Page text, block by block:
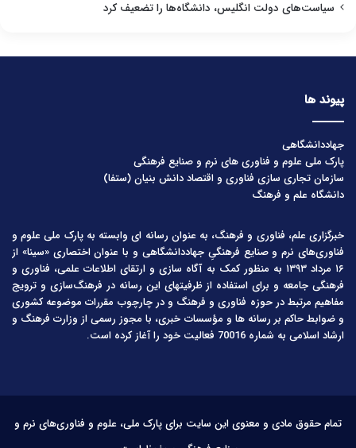
سیاست‌های دولت انگلیس، دانشگاه‌ها را تضعیف کرد
پیوند ها
جهاددانشگاهی
پارک ملی علوم و فناوری های نرم و صنایع فرهنگی
سازمان تجاری سازی فناوری و اقتصاد دانش بنیان (ستفا)
دانشگاه علم و فرهنگ
خبرگزاری علم، فناوری و فرهنگ، به عنوان رسانه ای وابسته به پارک ملی علوم و
فناوری‌های نرم و صنایع فرهنگیِ جهاددانشگاهی و با عنوان اختصاری «سینا» از
۱۶ مرداد ۱۳۹۳ به منظور کمک به آگاه سازی و ارتقای اطلاعات علمی، فناوری و
فرهنگی جامعه و برای استفاده از ظرفیتهای این رسانه در فرهنگ‌سازی و ترویج
مفاهیم مرتبط در حوزه فناوری و فرهنگ و در چارچوب مقررات موضوعه کشوری
و ضوابط حاکم بر رسانه ها و مؤسسات خبری، با مجوز رسمی از وزارت فرهنگ و
ارشاد اسلامی به شماره 70016 فعالیت خود را آغاز کرده است.
تمام حقوق مادی و معنوی این سایت برای پارک ملی، علوم و فناوری‌های نرم و